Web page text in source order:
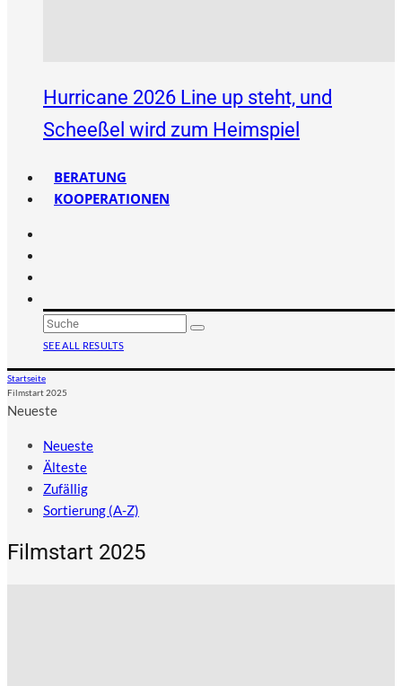
Hurricane 2026 Line up steht, und
Scheeßel wird zum Heimspiel
BERATUNG
KOOPERATIONEN
SEE ALL RESULTS
Startseite
Filmstart 2025
Neueste
Neueste
Älteste
Zufällig
Sortierung (A-Z)
Filmstart 2025